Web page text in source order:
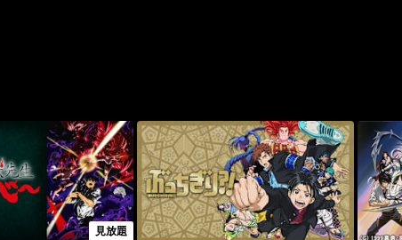
見放題